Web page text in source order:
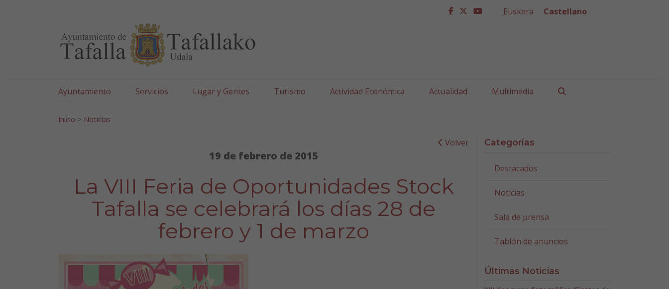
facebook
twitter
youtube
Euskera Castellano
Ayuntamiento Servicios Lugar y Gentes Turismo Actividad Económica Actualidad Multimedia
Inicio > Noticias
Volver
19 de febrero de 2015
La VIII Feria de Oportunidades Stock
Tafalla se celebrará los días 28 de
febrero y 1 de marzo
Categorías
Destacados
Noticias
Sala de prensa
Tablón de anuncios
Últimas Noticias